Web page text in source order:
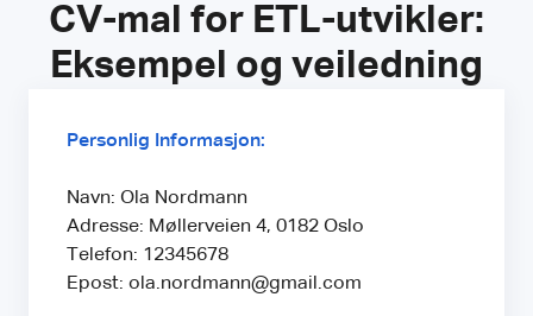
CV-mal for ETL-utvikler:
Eksempel og veiledning
Personlig Informasjon:
Navn: Ola Nordmann
Adresse: Møllerveien 4, 0182 Oslo
Telefon: 12345678
Epost: ola.nordmann@gmail.com